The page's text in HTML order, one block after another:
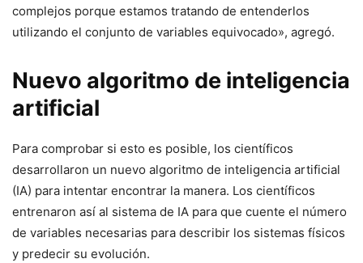
complejos porque estamos tratando de entenderlos
utilizando el conjunto de variables equivocado», agregó.
Nuevo algoritmo de inteligencia
artificial
Para comprobar si esto es posible, los científicos
desarrollaron un nuevo algoritmo de inteligencia artificial
(IA) para intentar encontrar la manera. Los científicos
entrenaron así al sistema de IA para que cuente el número
de variables necesarias para describir los sistemas físicos
y predecir su evolución.